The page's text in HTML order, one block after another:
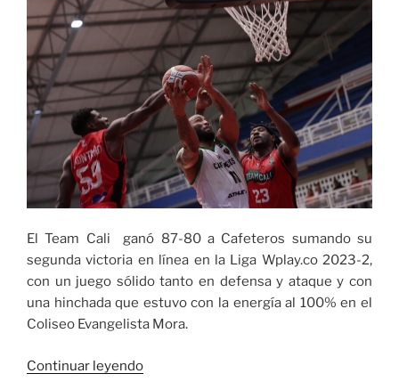
El Team Cali ganó 87-80 a Cafeteros sumando su
segunda victoria en línea en la Liga Wplay.co 2023-2,
con un juego sólido tanto en defensa y ataque y con
una hinchada que estuvo con la energía al 100% en el
Coliseo Evangelista Mora.
Continuar leyendo«Imparable